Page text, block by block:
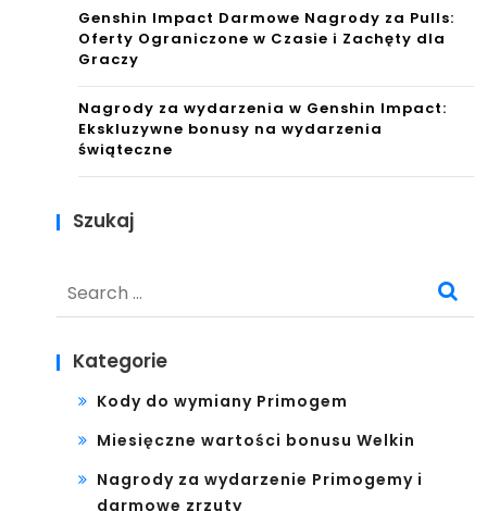
Genshin Impact Darmowe Nagrody za Pulls:
Oferty Ograniczone w Czasie i Zachęty dla
Graczy
Nagrody za wydarzenia w Genshin Impact:
Ekskluzywne bonusy na wydarzenia
świąteczne
Szukaj
for:
Kategorie
Kody do wymiany Primogem
Miesięczne wartości bonusu Welkin
Nagrody za wydarzenie Primogemy i
darmowe zrzuty